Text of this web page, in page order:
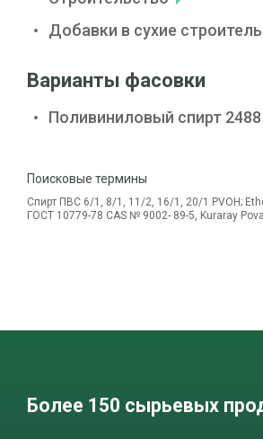
Добавки в сухие
Варианты фасовки
Поливиниловый спирт
Поисковые термины
Спирт ПВС 6/1, 8/1, 11/2, 16/1, 20/1 PVOH;
ГОСТ 10779-78 CAS № 9002- 89-5, Kuraray
Более 150 сырьевых